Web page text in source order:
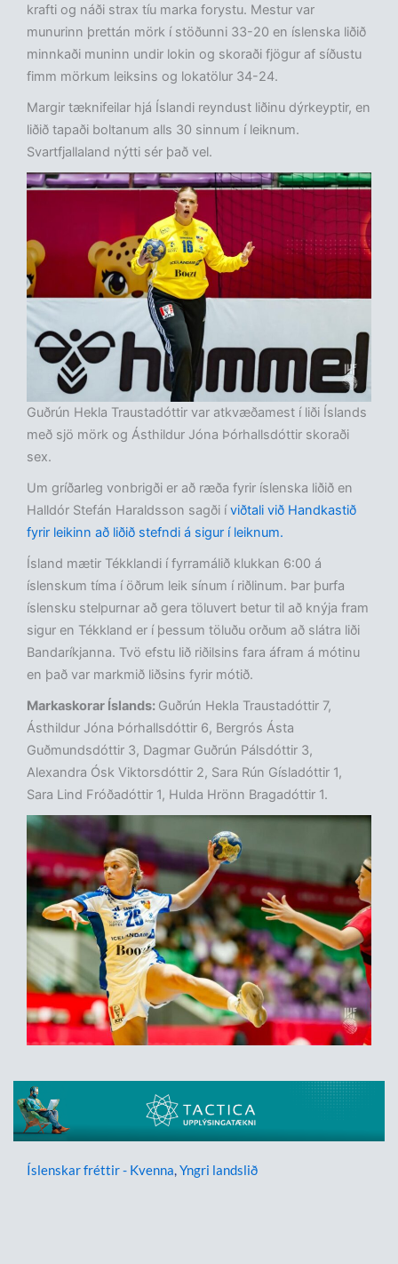
krafti og náði strax tíu marka forystu. Mestur var
munurinn þrettán mörk í stöðunni 33-20 en íslenska liðið
minnkaði muninn undir lokin og skoraði fjögur af síðustu
fimm mörkum leiksins og lokatölur 34-24.
Margir tæknifeilar hjá Íslandi reyndust liðinu dýrkeyptir, en
liðið tapaði boltanum alls 30 sinnum í leiknum.
Svartfjallaland nýtti sér það vel.
Guðrún Hekla Traustadóttir var atkvæðamest í liði Íslands
með sjö mörk og Ásthildur Jóna Þórhallsdóttir skoraði
sex.
Um gríðarleg vonbrigði er að ræða fyrir íslenska liðið en
Halldór Stefán Haraldsson sagði íviðtali við Handkastið
fyrir leikinn að liðið stefndi á sigur í leiknum.
Ísland mætir Tékklandi í fyrramálið klukkan 6:00 á
íslenskum tíma í öðrum leik sínum í riðlinum. Þar þurfa
íslensku stelpurnar að gera töluvert betur til að knýja fram
sigur en Tékkland er í þessum töluðu orðum að slátra liði
Bandaríkjanna. Tvö efstu lið riðilsins fara áfram á mótinu
en það var markmið liðsins fyrir mótið.
Markaskorar Íslands: Guðrún Hekla Traustadóttir 7,
Ásthildur Jóna Þórhallsdóttir 6, Bergrós Ásta
Guðmundsdóttir 3, Dagmar Guðrún Pálsdóttir 3,
Alexandra Ósk Viktorsdóttir 2, Sara Rún Gísladóttir 1,
Sara Lind Fróðadóttir 1, Hulda Hrönn Bragadóttir 1.
Íslenskar fréttir - Kvenna,Yngri landslið